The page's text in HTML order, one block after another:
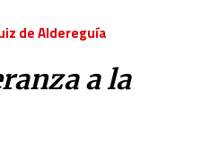
de Aldereguía
a la